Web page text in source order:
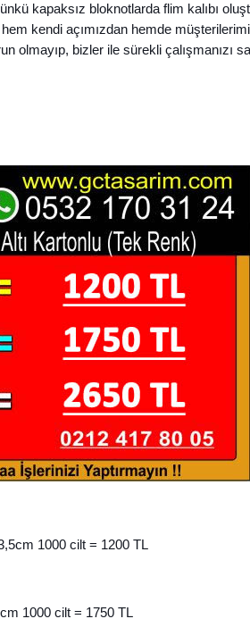
kapaksız bloknotlarda flim kalıbı
kendi açımızdan hemde
olmayıp, bizler ile sürekli çalışmanızı
1000 cilt = 1200 TL
1000 cilt = 1750 TL